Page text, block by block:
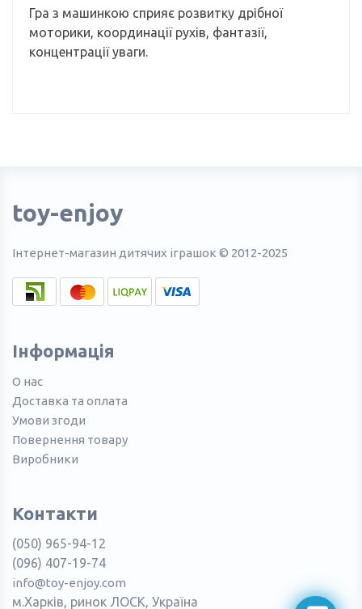
Гра з машинкою сприяє розвитку дрібної
моторики, координації рухів, фантазії,
концентрації уваги.
toy-enjoy
Інтернет-магазин дитячих іграшок © 2012-2025
Інформація
О нас
Доставка та оплата
Умови згоди
Повернення товару
Виробники
Контакти
(050) 965-94-12
(096) 407-19-74
info@toy-enjoy.com
м.Харків, ринок ЛОСК, Україна